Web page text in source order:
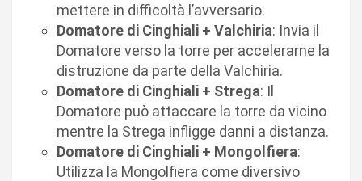
mettere in difficoltà l’avversario.
Domatore di Cinghiali + Valchiria: Invia il
Domatore verso la torre per accelerarne la
distruzione da parte della Valchiria.
Domatore di Cinghiali + Strega: Il
Domatore può attaccare la torre da vicino
mentre la Strega infligge danni a distanza.
Domatore di Cinghiali + Mongolfiera:
Utilizza la Mongolfiera come diversivo